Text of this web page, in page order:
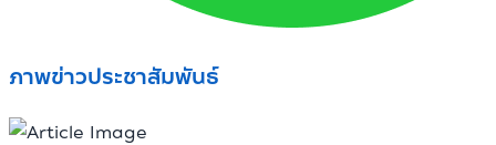
ภาพข่าวประชาสัมพันธ์